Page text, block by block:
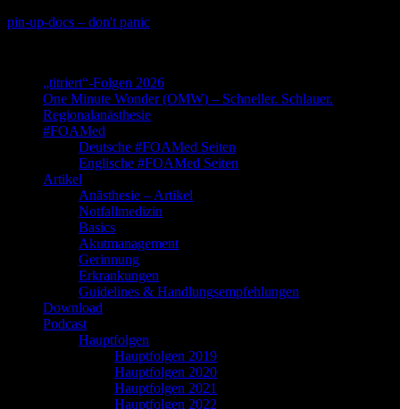
Skip
pin-up-docs – don't panic
„titriert“-Folgen 2026
One Minute Wonder (OMW) – Schneller. Schlauer.
Regionalanästhesie
#FOAMed
Deutsche #FOAMed Seiten
Englische #FOAMed Seiten
Artikel
Anästhesie – Artikel
Notfallmedizin
Basics
Akutmanagement
Gerinnung
Erkrankungen
Guidelines & Handlungsempfehlungen
Download
Podcast
Hauptfolgen
Hauptfolgen 2019
Hauptfolgen 2020
Hauptfolgen 2021
Hauptfolgen 2022